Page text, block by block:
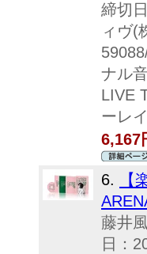
締切
ィヴ(
ナル
LIVE
ーレ
6,167
6.
【
藤井
日：